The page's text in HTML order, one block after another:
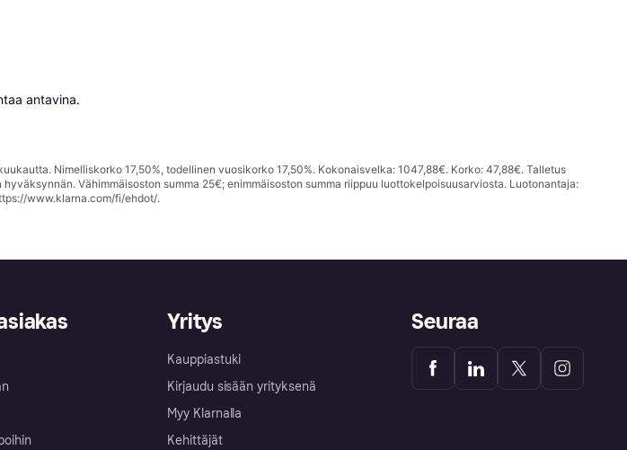
antavina.
Nimelliskorko 17,50%, todellinen vuosikorko 17,50%. Kokonaisvelka: 1047,88€. Korko: 47,88€. Talletus
Vähimmäisoston summa 25€; enimmäisoston summa riippuu luottokelpoisuusarviosta. Luotonantaja:
www.klarna.com/fi/ehdot/.
Yritys
Kauppiastuki
Kirjaudu sisään yrityksenä
Myy Klarnalla
Kehittäjät
Seuraa